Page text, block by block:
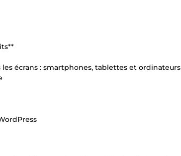
écrans : smartphones, tablettes et ordinateurs